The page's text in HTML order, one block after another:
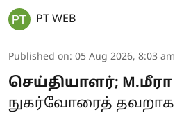
PT WEB
Published on: 05 Aug 2026, 8:03 am
செய்தியாளர்; M.மீரா
நுகர்வோரைத் தவறாக